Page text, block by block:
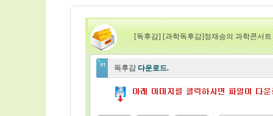
[독후감] [과학독후감]정재승의 과학콘서트
독후감 다운로드.